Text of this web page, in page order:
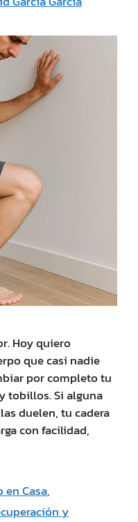
Hoy quiero
que casi nadie
por completo tu
tobillos. Si alguna
duelen, tu cadera
con facilidad,
Casa,
y